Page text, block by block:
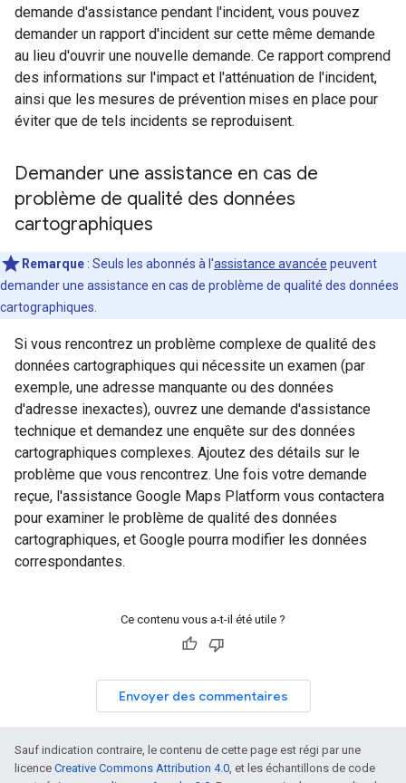
demande d'assistance pendant l'incident, vous pouvez
demander un rapport d'incident sur cette même demande
au lieu d'ouvrir une nouvelle demande. Ce rapport comprend
des informations sur l'impact et l'atténuation de l'incident,
ainsi que les mesures de prévention mises en place pour
éviter que de tels incidents se reproduisent.
Demander une assistance en cas de
problème de qualité des données
cartographiques
Remarque : Seuls les abonnés à l'assistance avancée peuvent
demander une assistance en cas de problème de qualité des données
cartographiques.
Si vous rencontrez un problème complexe de qualité des
données cartographiques qui nécessite un examen (par
exemple, une adresse manquante ou des données
d'adresse inexactes), ouvrez une demande d'assistance
technique et demandez une enquête sur des données
cartographiques complexes. Ajoutez des détails sur le
problème que vous rencontrez. Une fois votre demande
reçue, l'assistance Google Maps Platform vous contactera
pour examiner le problème de qualité des données
cartographiques, et Google pourra modifier les données
correspondantes.
Ce contenu vous a-t-il été utile ?
Envoyer des commentaires
Sauf indication contraire, le contenu de cette page est régi par une
licence Creative Commons Attribution 4.0 , et les échantillons de code